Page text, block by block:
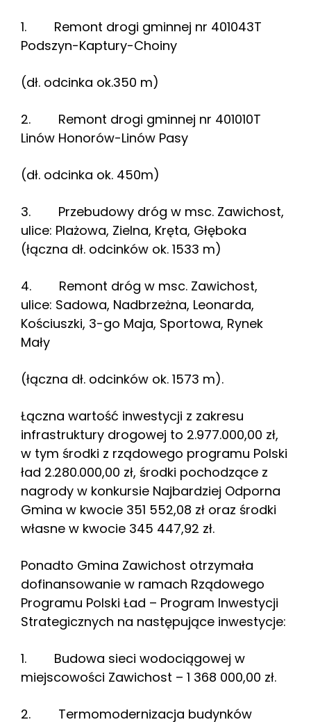
1. Remont drogi gminnej nr 401043T
Podszyn-Kaptury-Choiny
(dł. odcinka ok.350 m)
2. Remont drogi gminnej nr 401010T
Linów Honorów-Linów Pasy
(dł. odcinka ok. 450m)
3. Przebudowy dróg w msc. Zawichost,
ulice: Plażowa, Zielna, Kręta, Głęboka
(łączna dł. odcinków ok. 1533 m)
4. Remont dróg w msc. Zawichost,
ulice: Sadowa, Nadbrzeżna, Leonarda,
Kościuszki, 3-go Maja, Sportowa, Rynek
Mały
(łączna dł. odcinków ok. 1573 m).
Łączna wartość inwestycji z zakresu
infrastruktury drogowej to 2.977.000,00 zł,
w tym środki z rządowego programu Polski
ład 2.280.000,00 zł, środki pochodzące z
nagrody w konkursie Najbardziej Odporna
Gmina w kwocie 351 552,08 zł oraz środki
własne w kwocie 345 447,92 zł.
Ponadto Gmina Zawichost otrzymała
dofinansowanie w ramach Rządowego
Programu Polski Ład – Program Inwestycji
Strategicznych na następujące inwestycje:
1. Budowa sieci wodociągowej w
miejscowości Zawichost – 1 368 000,00 zł.
2. Termomodernizacja budynków